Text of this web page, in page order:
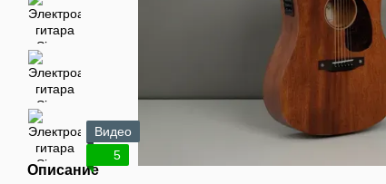
Видео
5
Описание